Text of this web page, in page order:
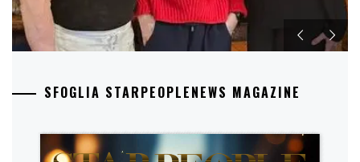
SFOGLIA STARPEOPLENEWS MAGAZINE